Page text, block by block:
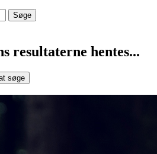
resultaterne hentes...
søge